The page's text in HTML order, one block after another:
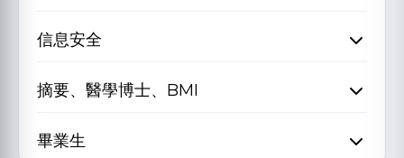
信息安全
摘要、醫學博士、BMI
畢業生